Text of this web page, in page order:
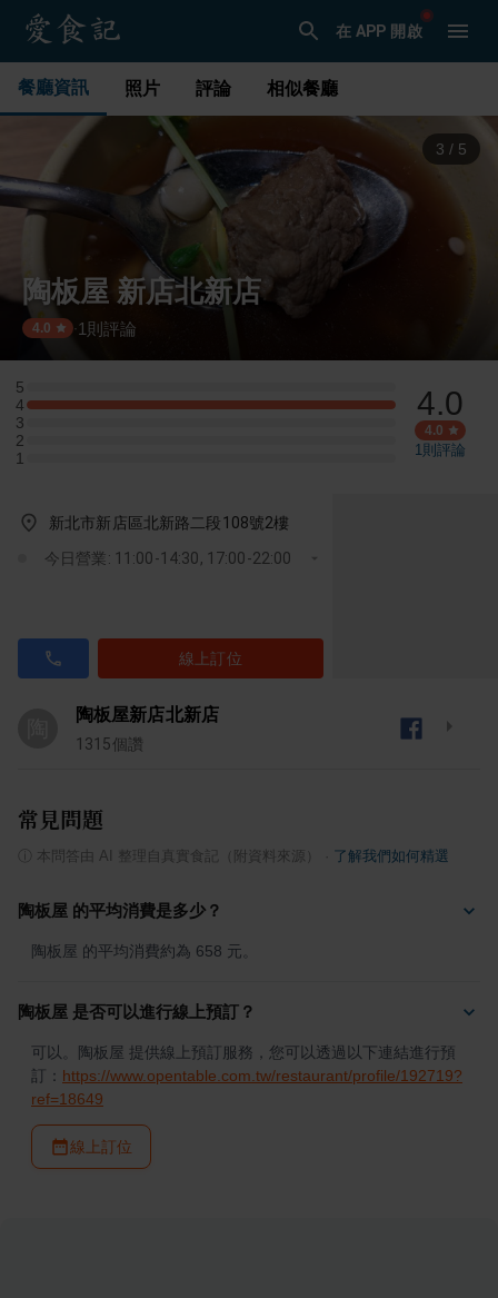
在 APP 開啟
餐廳資訊 照片 評論 相似餐廳
3 / 5
陶板屋 新店北新店
4.0 ·1 則評論
5
5 星：0 則評論
4
4 星：1 則評論
3
3 星：0 則評論
2
2 星：0 則評論
1
1 星：0 則評論
4.0
4.0
1則評論
新北市新店區北新路二段108號2樓
今日營業: 11:00-14:30, 17:00-22:00
線上訂位
陶板屋新店北新店
1315個讚
常見問題
本問答由 AI 整理自真實食記（附資料來源） 了解我們如何精選
陶板屋 的平均消費是多少？
陶板屋 的平均消費約為 658 元。
陶板屋 是否可以進行線上預訂？
可以。陶板屋 提供線上預訂服務，您可以透過以下連結進行預
訂： https://www.opentable.com.tw/restaurant/profile/192719?
ref=18649
線上訂位